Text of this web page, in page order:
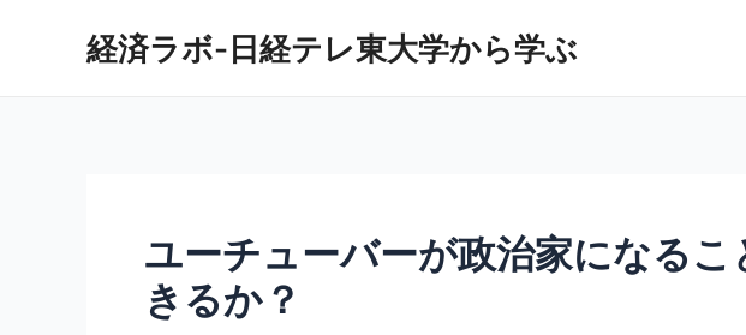
経済ラボ-日経テレ東大学から学ぶ
ユーチューバーが政治家になる
きるか？